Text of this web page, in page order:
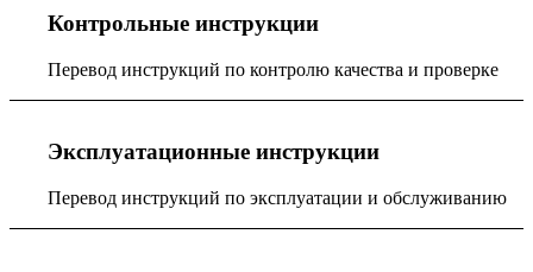
Контрольные инструкции
Перевод инструкций по контролю качества и проверке
Эксплуатационные инструкции
Перевод инструкций по эксплуатации и обслуживанию